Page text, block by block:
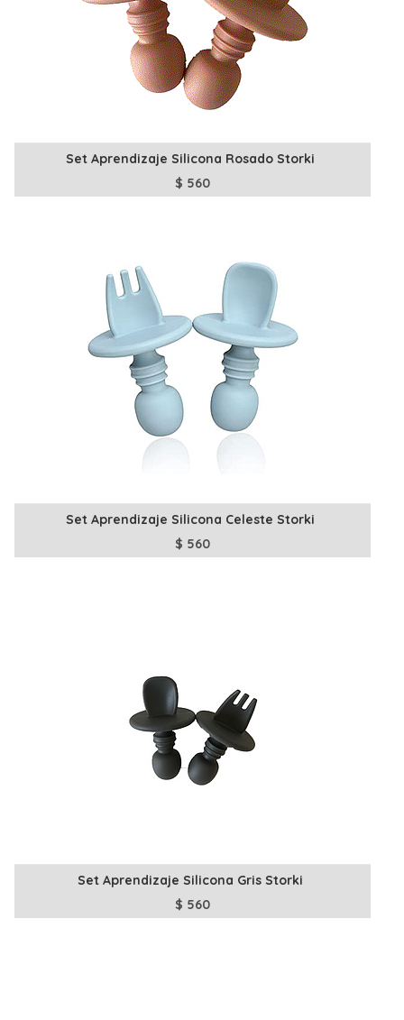
Set Aprendizaje Silicona Rosado Storki
$ 560
Set Aprendizaje Silicona Celeste Storki
$ 560
Set Aprendizaje Silicona Gris Storki
$ 560